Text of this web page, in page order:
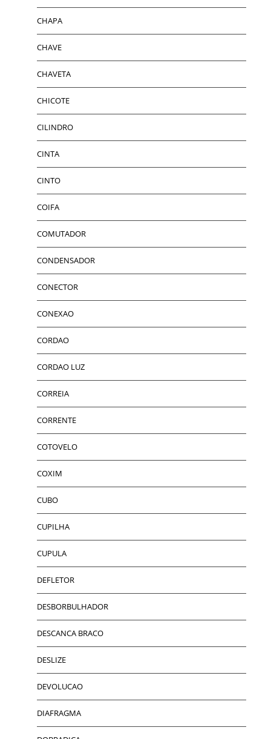
CHAPA
CHAVE
CHAVETA
CHICOTE
CILINDRO
CINTA
CINTO
COIFA
COMUTADOR
CONDENSADOR
CONECTOR
CONEXAO
CORDAO
CORDAO LUZ
CORREIA
CORRENTE
COTOVELO
COXIM
CUBO
CUPILHA
CUPULA
DEFLETOR
DESBORBULHADOR
DESCANCA BRACO
DESLIZE
DEVOLUCAO
DIAFRAGMA